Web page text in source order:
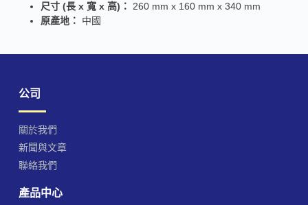
尺寸 (長 x 寬 x 高)：
260 mm x 160 mm x 340 mm
原產地：
中國
公司
關於我們
新聞與文章
聯絡我們
產品中心